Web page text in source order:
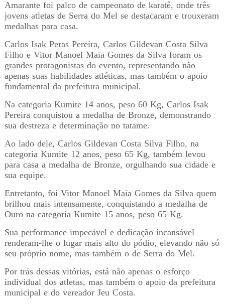
Amarante foi palco de campeonato de karatê, onde três
jovens atletas de Serra do Mel se destacaram e trouxeram
medalhas para casa.
Carlos Isak Peras Pereira, Carlos Gildevan Costa Silva
Filho e Vitor Manoel Maia Gomes da Silva foram os
grandes protagonistas do evento, representando não
apenas suas habilidades atléticas, mas também o apoio
fundamental da prefeitura municipal.
Na categoria Kumite 14 anos, peso 60 Kg, Carlos Isak
Pereira conquistou a medalha de Bronze, demonstrando
sua destreza e determinação no tatame.
Ao lado dele, Carlos Gildevan Costa Silva Filho, na
categoria Kumite 12 anos, peso 65 Kg, também levou
para casa a medalha de Bronze, orgulhando sua cidade e
sua equipe.
Entretanto, foi Vitor Manoel Maia Gomes da Silva quem
brilhou mais intensamente, conquistando a medalha de
Ouro na categoria Kumite 15 anos, peso 65 Kg.
Sua performance impecável e dedicação incansável
renderam-lhe o lugar mais alto do pódio, elevando não só
seu próprio nome, mas também o de Serra do Mel.
Por trás dessas vitórias, está não apenas o esforço
individual dos atletas, mas também o apoio da prefeitura
municipal e do vereador Jeu Costa.